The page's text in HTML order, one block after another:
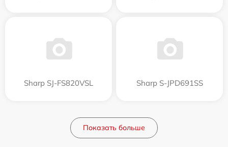
Sharp SJ-FS820VSL Sharp S-JPD691SS
Показать больше